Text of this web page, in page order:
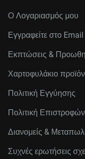
Ο Λογαριασμός μου
Εγγραφείτε στo Email
Εκπτώσεις &
Χαρτοφυλάκιο
Πολιτική Εγγύησης
Πολιτική Επιστροφών
Διανομείς &
Συχνές ερωτήσεις